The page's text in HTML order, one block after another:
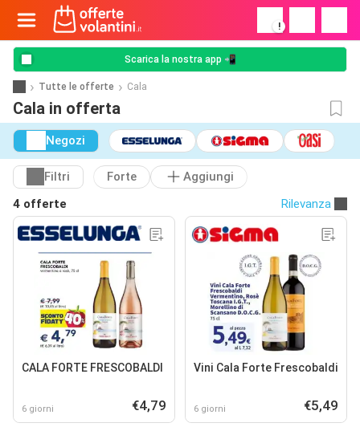
!
Scarica la nostra app 📲
Tutte le offerte Cala
Cala in offerta
Negozi
Filtri Forte
Aggiungi
4 offerte
Rilevanza
CALA FORTE FRESCOBALDI
6 giorni €4,79
Vini Cala Forte Frescobaldi
6 giorni €5,49